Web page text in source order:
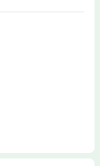
の口ぐせに潜む心理